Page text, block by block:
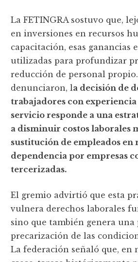
La FETINGRA sostuvo que,
en inversiones en recursos
capacitación, esas ganancias
utilizadas para profundizar
reducción de personal
denunciaron, la decisión de
trabajadores con experiencia
servicio responde a una
a disminuir costos laborales
sustitución de empleados en
dependencia por empresas
tercerizadas.
El gremio advirtió que esta
vulnera derechos laborales
sino que también genera una
precarización de las
La federación señaló que, en